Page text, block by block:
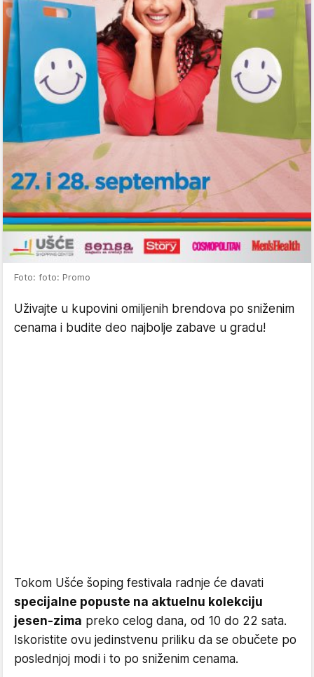
Foto: foto: Promo
Uživajte u kupovini omiljenih brendova po sniženim
cenama i budite deo najbolje zabave u gradu!
Tokom Ušće šoping festivala radnje će davati
specijalne popuste na aktuelnu kolekciju
jesen-zima preko celog dana, od 10 do 22 sata.
Iskoristite ovu jedinstvenu priliku da se obučete po
poslednjoj modi i to po sniženim cenama.